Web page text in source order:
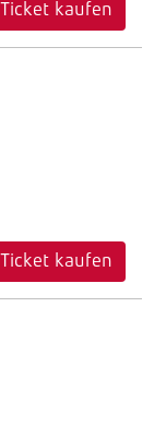
Ticket kaufen
Ticket kaufen